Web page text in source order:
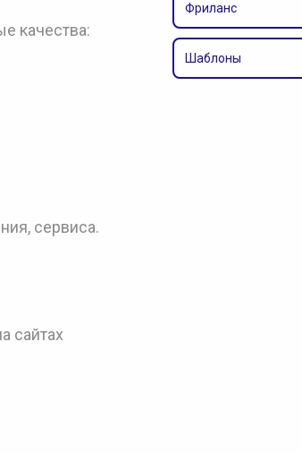
качества:
сервиса.
сайтах
Фриланс
Шаблоны